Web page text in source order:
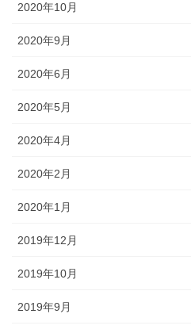
2020年10月
2020年9月
2020年6月
2020年5月
2020年4月
2020年2月
2020年1月
2019年12月
2019年10月
2019年9月